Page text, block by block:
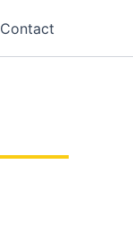
Contact